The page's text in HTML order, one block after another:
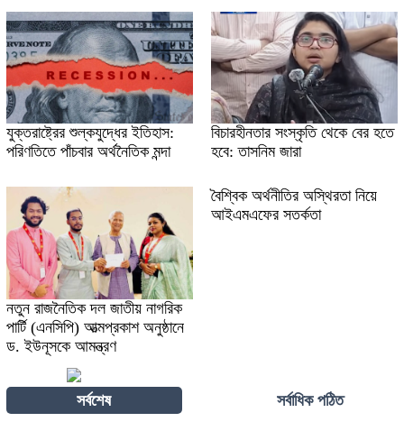
যুক্তরাষ্ট্রের শুল্কযুদ্ধের ইতিহাস:
পরিণতিতে পাঁচবার অর্থনৈতিক মন্দা
বিচারহীনতার সংস্কৃতি থেকে বের হতে
হবে: তাসনিম জারা
নতুন রাজনৈতিক দল জাতীয় নাগরিক
পার্টি (এনসিপি) আত্মপ্রকাশ অনুষ্ঠানে
ড. ইউনূসকে আমন্ত্রণ
বৈশ্বিক অর্থনীতির অস্থিরতা নিয়ে
আইএমএফের সতর্কতা
সর্বশেষ সর্বাধিক পঠিত